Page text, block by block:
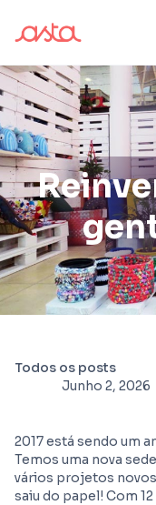
Todos os posts
Junho 2, 2026
2017 está sendo um
Temos uma nova
vários projetos
saiu do papel! Com